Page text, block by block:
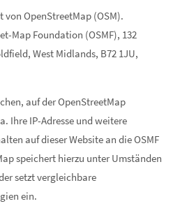
OpenStreetMap (OSM).
Map Foundation (OSMF), 132
West Midlands, B72 1JU,
auf der OpenStreetMap
Ihre IP-Adresse und weitere
auf dieser Website an die OSMF
speichert hierzu unter Umständen
setzt vergleichbare
ein.